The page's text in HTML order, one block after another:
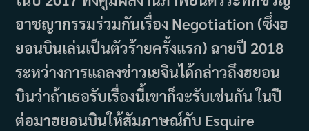
อาชญากรรมร่วมกันเรื่อง Negotiation (ซึ่งฮ
ยอนบินเล่นเป็นตัวร้ายครั้งแรก) ฉายปี 2018
ระหว่างการแถลงข่าวเยจินได้กล่าวถึงฮยอน
บินว่าถ้าเธอรับเรื่องนี้เขาก็จะรับเช่นกัน ในปี
ต่อมาฮยอนบินให้สัมภาษณ์กับ Esquire